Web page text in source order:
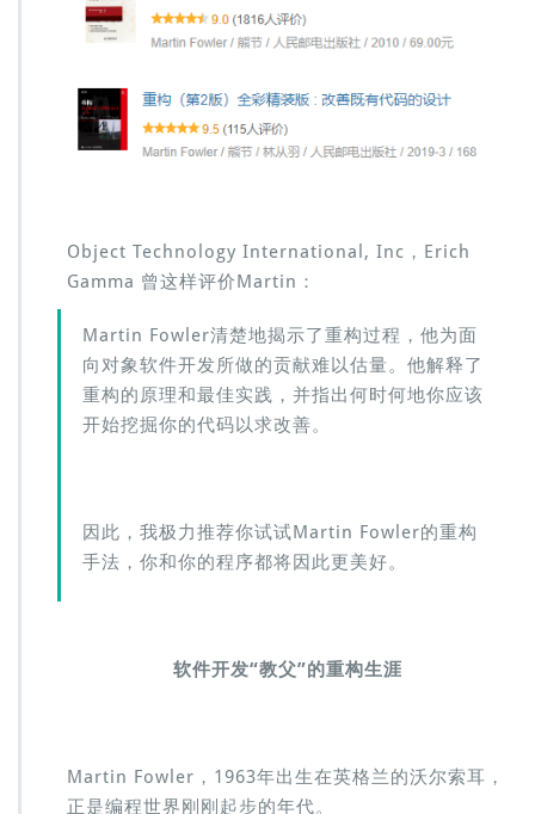
Object Technology International, Inc，Erich
Gamma 曾这样评价Martin：
Martin Fowler清楚地揭示了重构过程，他为面
向对象软件开发所做的贡献难以估量。他解释了
重构的原理和最佳实践，并指出何时何地你应该
开始挖掘你的代码以求改善。
因此，我极力推荐你试试Martin Fowler的重构
手法，你和你的程序都将因此更美好。
软件开发“教父”的重构生涯
Martin Fowler，1963年出生在英格兰的沃尔索耳，
正是编程世界刚刚起步的年代。